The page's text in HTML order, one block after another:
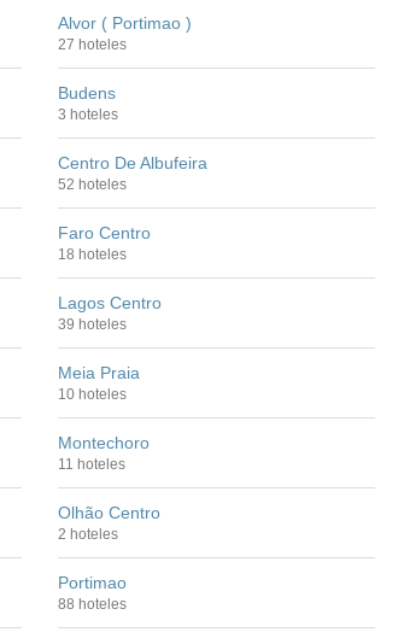
Alvor ( Portimao )
27 hoteles
Budens
3 hoteles
Centro De Albufeira
52 hoteles
Faro Centro
18 hoteles
Lagos Centro
39 hoteles
Meia Praia
10 hoteles
Montechoro
11 hoteles
Olhão Centro
2 hoteles
Portimao
88 hoteles